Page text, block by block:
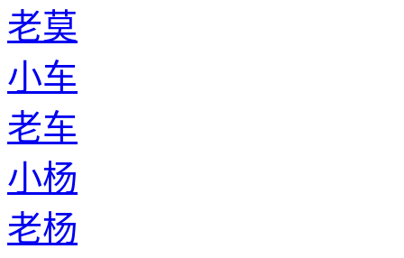
老莫
小车
老车
小杨
老杨